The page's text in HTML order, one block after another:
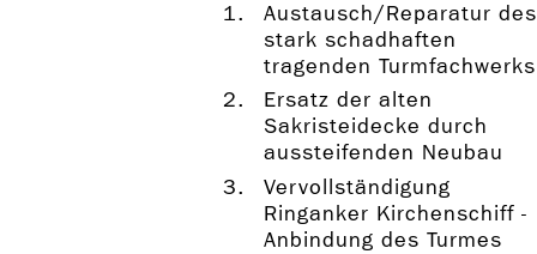
Austausch/Reparatur des
stark schadhaften
tragenden Turmfachwerks
Ersatz der alten
Sakristeidecke durch
aussteifenden Neubau
Vervollständigung
Ringanker Kirchenschiff -
Anbindung des Turmes